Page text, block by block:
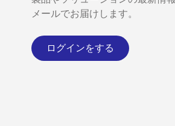
メールでお届けします。
ログインをする